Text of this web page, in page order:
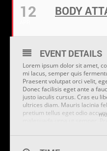
12 BODY
EVENT DETAILS
Lorem ipsum dolor sit amet,
mi lacus, semper quis
Praesent volutpat orci velit,
Donec facilisis eget ante a
justo iaculis cursus. Cras eu
ultrices diam. Mauris lacinia
pretium tellus eget odio
nibh euismod eu. Sed sit